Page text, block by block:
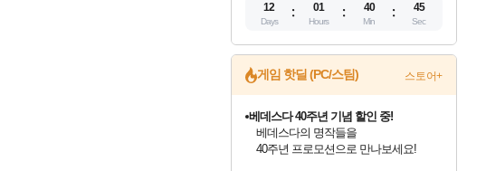
12
Days
01
Hours
40
Min
44
Sec
게임 핫딜 (PC/스팀) 스토어+
베데스다 40주년 기념 할인 중!
베데스다의 명작들을
40주년 프로모션으로 만나보세요!